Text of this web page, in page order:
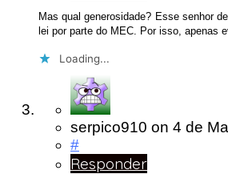
Mas qual generosidade? Esse senhor
lei por parte do MEC. Por isso, apenas
Loading...
serpico910 on 4 de
#
Responder